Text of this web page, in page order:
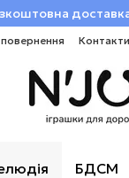
Контакти
БДСМ